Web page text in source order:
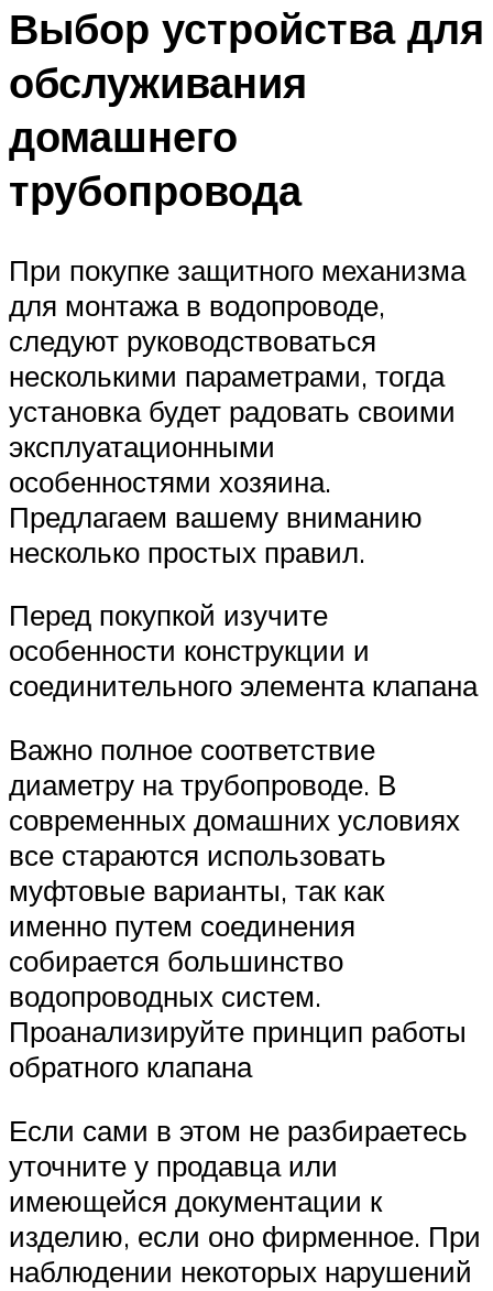
Выбор устройства для
обслуживания
домашнего
трубопровода
При покупке защитного механизма
для монтажа в водопроводе,
следуют руководствоваться
несколькими параметрами, тогда
установка будет радовать своими
эксплуатационными
особенностями хозяина.
Предлагаем вашему вниманию
несколько простых правил.
Перед покупкой изучите
особенности конструкции и
соединительного элемента клапана
Важно полное соответствие
диаметру на трубопроводе. В
современных домашних условиях
все стараются использовать
муфтовые варианты, так как
именно путем соединения
собирается большинство
водопроводных систем.
Проанализируйте принцип работы
обратного клапана
Если сами в этом не разбираетесь
уточните у продавца или
имеющейся документации к
изделию, если оно фирменное. При
наблюдении некоторых нарушений